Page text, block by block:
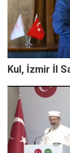
Kul, İzmir İl